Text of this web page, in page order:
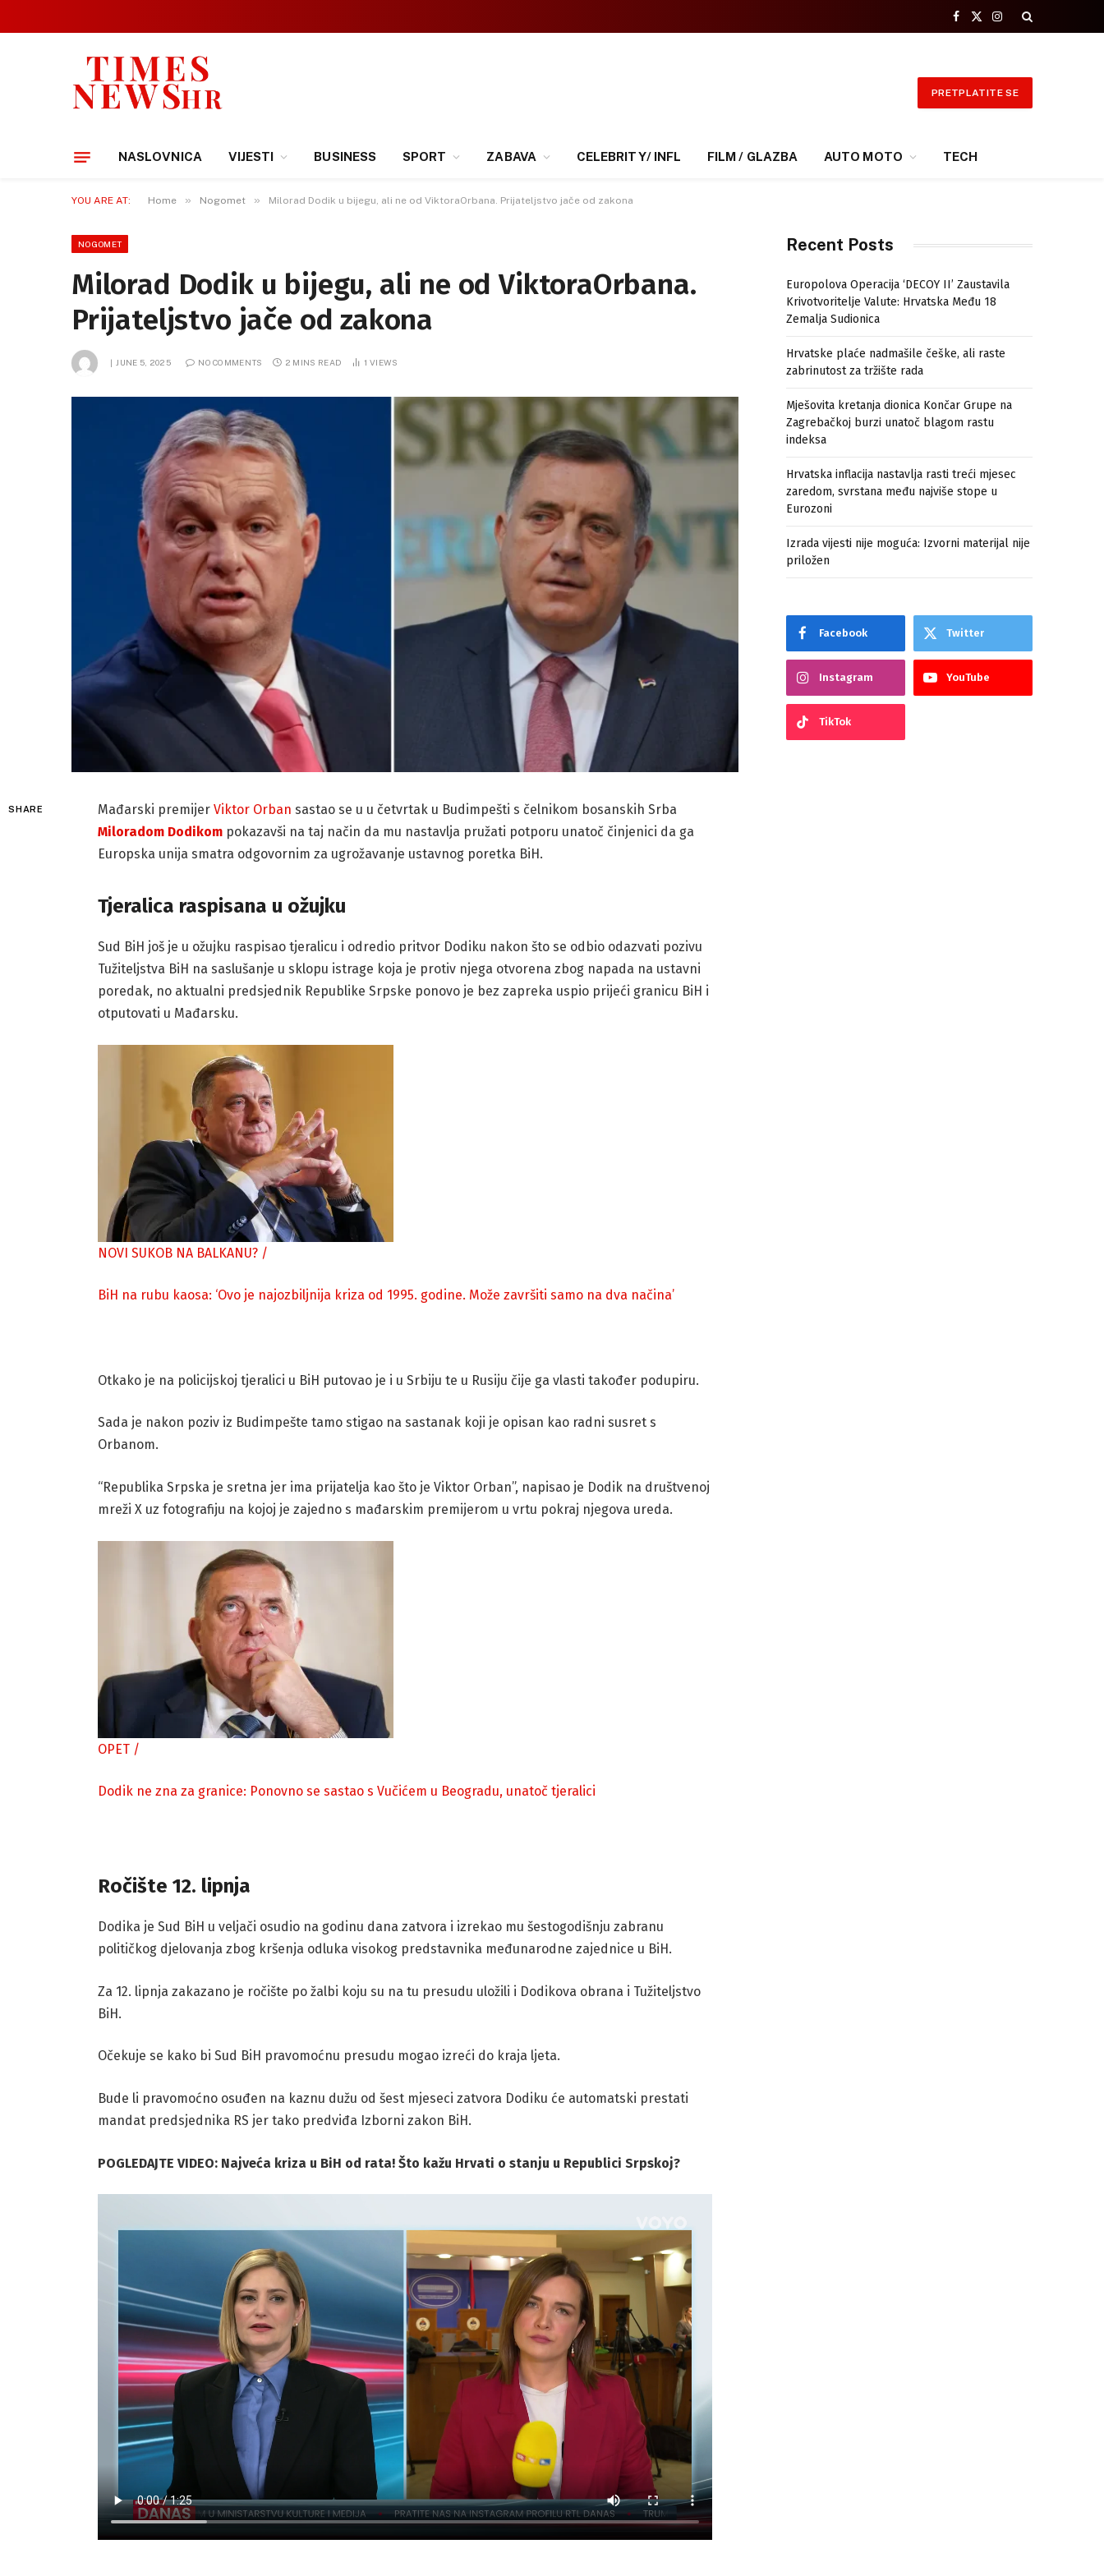
Facebook
X
Instagram
PRETPLATITE SE
NASLOVNICA VIJESTI BUSINESS SPORT ZABAVA CELEBRITY/ INFL FILM / GLAZBA AUTO MOTO TECH
YOU ARE AT: Home » Nogomet » Milorad Dodik u bijegu, ali ne od ViktoraOrbana. Prijateljstvo jače od zakona
NOGOMET
Milorad Dodik u bijegu, ali ne od ViktoraOrbana.
Prijateljstvo jače od zakona
JUNE 5, 2025 NO COMMENTS 2 MINS READ 1VIEWS
SHARE Mađarski premijer Viktor Orban sastao se u u četvrtak u Budimpešti s čelnikom bosanskih Srba
Miloradom Dodikom pokazavši na taj način da mu nastavlja pružati potporu unatoč činjenici da ga
Europska unija smatra odgovornim za ugrožavanje ustavnog poretka BiH.
Tjeralica raspisana u ožujku
Sud BiH još je u ožujku raspisao tjeralicu i odredio pritvor Dodiku nakon što se odbio odazvati pozivu
Tužiteljstva BiH na saslušanje u sklopu istrage koja je protiv njega otvorena zbog napada na ustavni
poredak, no aktualni predsjednik Republike Srpske ponovo je bez zapreka uspio prijeći granicu BiH i
otputovati u Mađarsku.
NOVI SUKOB NA BALKANU?/
BiH na rubu kaosa: ‘Ovo je najozbiljnija kriza od 1995. godine. Može završiti samo na dva načina’
Otkako je na policijskoj tjeralici u BiH putovao je i u Srbiju te u Rusiju čije ga vlasti također podupiru.
Sada je nakon poziv iz Budimpešte tamo stigao na sastanak koji je opisan kao radni susret s
Orbanom.
“Republika Srpska je sretna jer ima prijatelja kao što je Viktor Orban”, napisao je Dodik na društvenoj
mreži X uz fotografiju na kojoj je zajedno s mađarskim premijerom u vrtu pokraj njegova ureda.
OPET/
Dodik ne zna za granice: Ponovno se sastao s Vučićem u Beogradu, unatoč tjeralici
Ročište 12. lipnja
Dodika je Sud BiH u veljači osudio na godinu dana zatvora i izrekao mu šestogodišnju zabranu
političkog djelovanja zbog kršenja odluka visokog predstavnika međunarodne zajednice u BiH.
Za 12. lipnja zakazano je ročište po žalbi koju su na tu presudu uložili i Dodikova obrana i Tužiteljstvo
BiH.
Očekuje se kako bi Sud BiH pravomoćnu presudu mogao izreći do kraja ljeta.
Bude li pravomoćno osuđen na kaznu dužu od šest mjeseci zatvora Dodiku će automatski prestati
mandat predsjednika RS jer tako predviđa Izborni zakon BiH.
POGLEDAJTE VIDEO: Najveća kriza u BiH od rata! Što kažu Hrvati o stanju u Republici Srpskoj?
Recent Posts
Europolova Operacija ‘DECOY II’ Zaustavila
Krivotvoritelje Valute: Hrvatska Među 18
Zemalja Sudionica
Hrvatske plaće nadmašile češke, ali raste
zabrinutost za tržište rada
Mješovita kretanja dionica Končar Grupe na
Zagrebačkoj burzi unatoč blagom rastu
indeksa
Hrvatska inflacija nastavlja rasti treći mjesec
zaredom, svrstana među najviše stope u
Eurozoni
Izrada vijesti nije moguća: Izvorni materijal nije
priložen
Facebook Twitter
Instagram YouTube
TikTok